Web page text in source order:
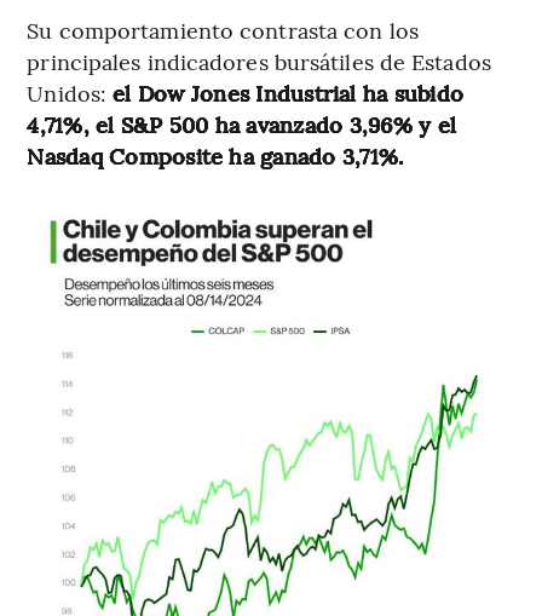
Su comportamiento contrasta con los
principales indicadores bursátiles de Estados
Unidos:el Dow Jones Industrial ha subido
4,71%, el S&P 500 ha avanzado 3,96% y el
Nasdaq Composite ha ganado 3,71%.